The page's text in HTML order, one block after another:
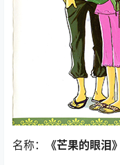
名称：
《芒果的眼泪》